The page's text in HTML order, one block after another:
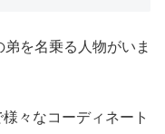
を名乗る人物がいま
々なコーディネート